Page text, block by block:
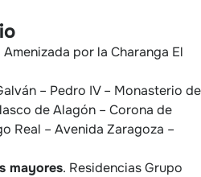
Amenizada por la Charanga El
– Pedro IV – Monasterio de
de Alagón – Corona de
Real – Avenida Zaragoza –
mayores. Residencias Grupo